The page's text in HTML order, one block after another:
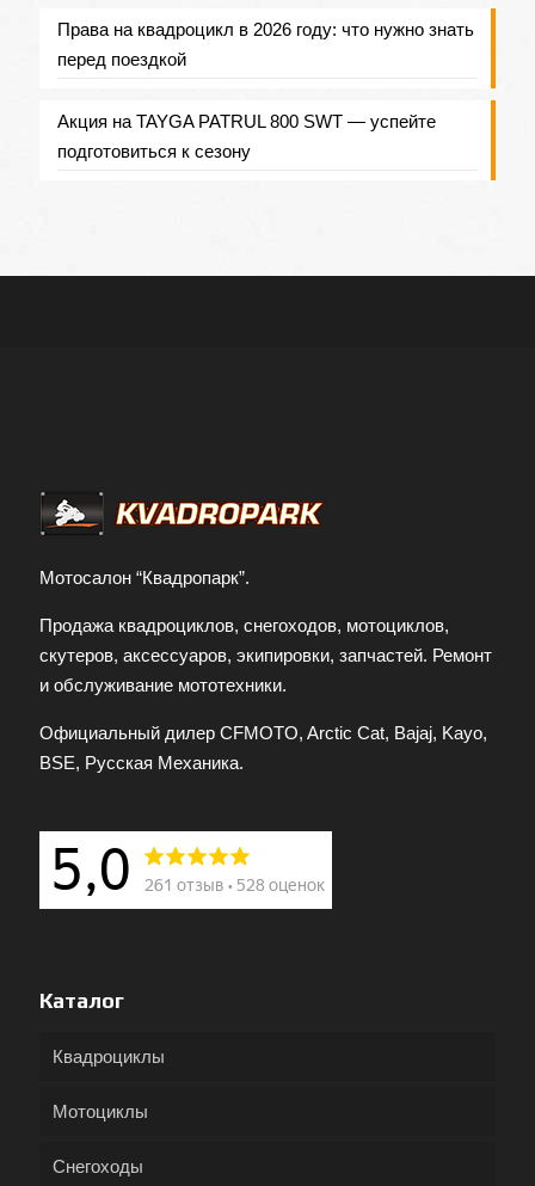
Права на квадроцикл в 2026 году: что нужно знать
перед поездкой
Акция на TAYGA PATRUL 800 SWT — успейте
подготовиться к сезону
Мотосалон “Квадропарк”.
Продажа квадроциклов, снегоходов, мотоциклов,
скутеров, аксессуаров, экипировки, запчастей. Ремонт
и обслуживание мототехники.
Официальный дилер CFMOTO, Arctic Cat, Bajaj, Kayo,
BSE, Русская Механика.
Каталог
Квадроциклы
Мотоциклы
Снегоходы